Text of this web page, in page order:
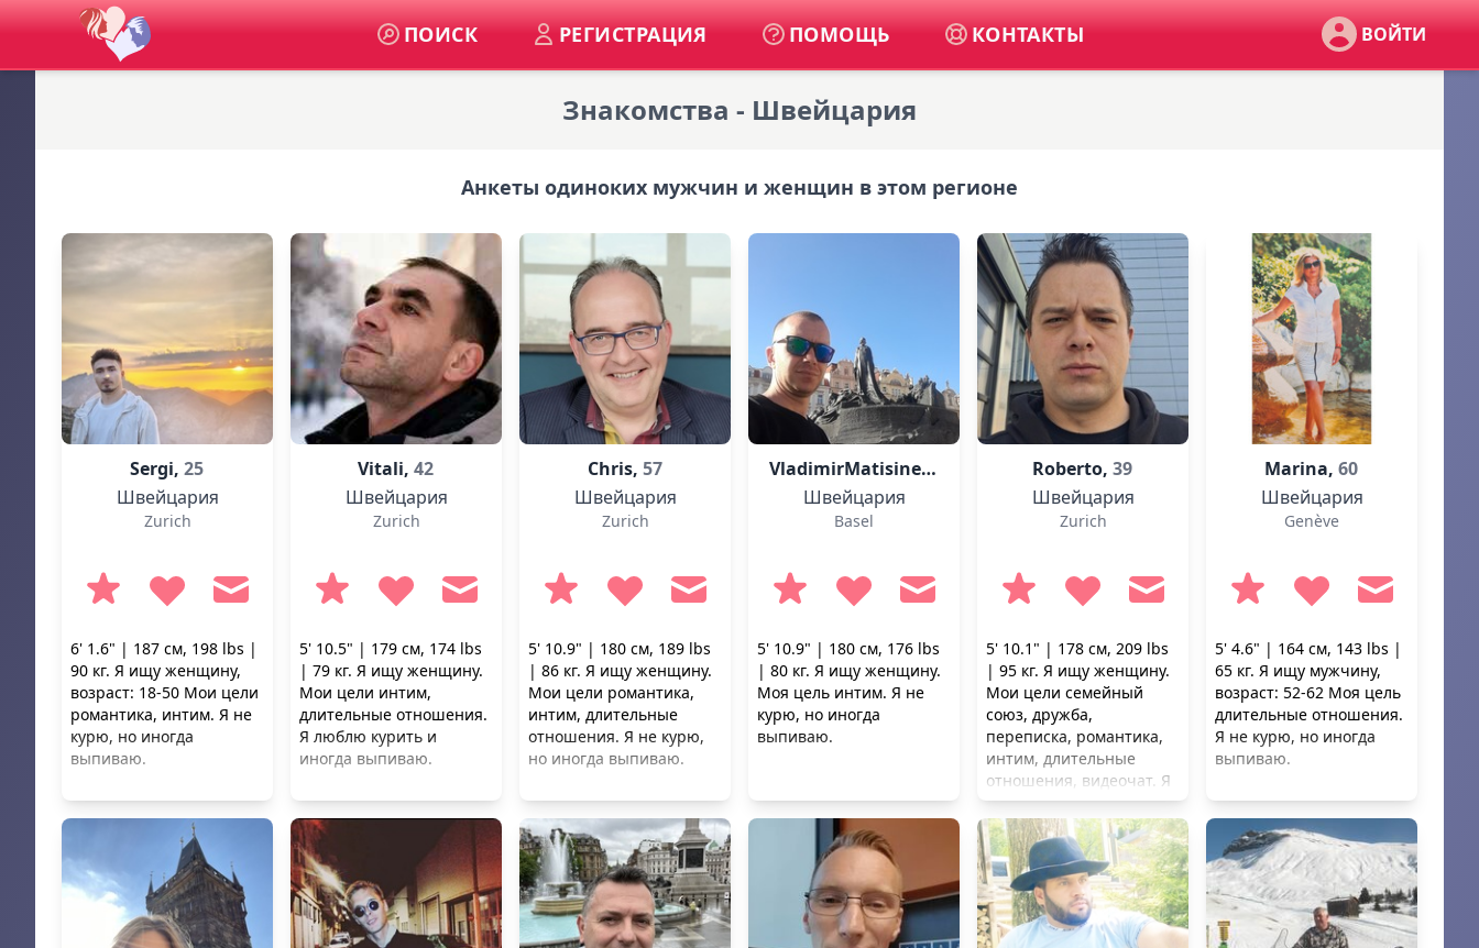
ПОИСК РЕГИСТРАЦИЯ ПОМОЩЬ КОНТАКТЫ ВОЙТИ
Знакомства - Швейцария
Анкеты одиноких мужчин и женщин в этом регионе
Sergi,25
Швейцария
Zurich
6' 1.6" | 187 см, 198 lbs |
90 кг. Я ищу женщину,
возраст: 18-50 Мои цели
романтика, интим. Я не
курю, но иногда
выпиваю.
Vitali,42
Швейцария
Zurich
5' 10.5" | 179 см, 174 lbs
| 79 кг. Я ищу женщину.
Мои цели интим,
длительные отношения.
Я люблю курить и
иногда выпиваю.
Chris, 57
Швейцария
Zurich
5' 10.9" | 180 см, 189 lbs
| 86 кг. Я ищу женщину.
Мои цели романтика,
интим, длительные
отношения. Я не курю,
но иногда выпиваю.
VladimirMatisinec,
Швейцария
Basel
5' 10.9" | 180 см, 176 lbs
| 80 кг. Я ищу женщину.
Моя цель интим. Я не
курю, но иногда
выпиваю.
Roberto,39
Швейцария
Zurich
5' 10.1" | 178 см, 209 lbs
| 95 кг. Я ищу женщину.
Мои цели семейный
союз, дружба,
переписка, романтика,
интим, длительные
отношения, видеочат. Я
не курю, но иногда
выпиваю.
Marina,60
Швейцария
Genève
5' 4.6" | 164 см, 143 lbs |
65 кг. Я ищу мужчину,
возраст: 52-62 Моя цель
длительные отношения.
Я не курю, но иногда
выпиваю.